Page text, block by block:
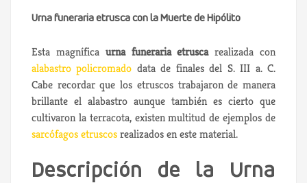
Urna funeraria etrusca con la Muerte de Hipólito
Esta magnífica urna funeraria etruscarealizada con
alabastro policromado data de finales del S. III a. C.
Cabe recordar que los etruscos trabajaron de manera
brillante el alabastro aunque también es cierto que
cultivaron la terracota, existen multitud de ejemplos de
sarcófagos etruscosrealizados en este material.
Descripción de la Urna